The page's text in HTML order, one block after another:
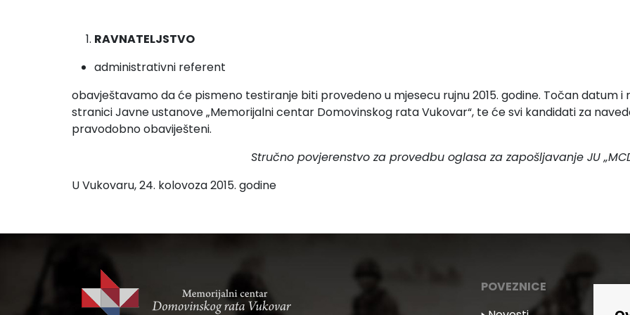
RAVNATELJSTVO
administrativni referent
obavještavamo da će pismeno testiranje biti provedeno u mjesecu rujnu 2015. godine. Točan datum
stranici Javne ustanove „Memorijalni centar Domovinskog rata Vukovar“, te će svi kandidati za
pravodobno obaviješteni.
Stručno povjerenstvo za provedbu oglasa za zapošljavanje JU
U Vukovaru, 24. kolovoza 2015. godine
POVEZNICE